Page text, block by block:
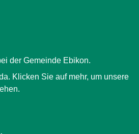
der Gemeinde Ebikon.
Klicken Sie auf mehr, um unsere